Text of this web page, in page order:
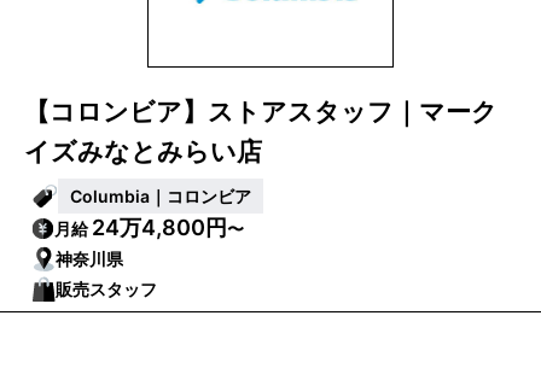
【コロンビア】ストアスタッフ｜マーク
イズみなとみらい店
Columbia｜コロンビア
月給24万4,800円〜
神奈川県
販売スタッフ